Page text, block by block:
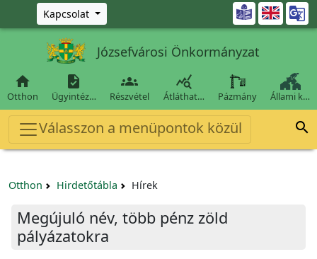
Ugrás a fő tartalomra
Kapcsolat 
Józsefvárosi Önkormányzat

Otthon

Ügyintéz…

Részvétel

Átláthat… Pázmány Állami k…
Válasszon a menüpontok közül 
Otthon Hirdetőtábla Hírek
Megújuló név, több pénz zöld
pályázatokra